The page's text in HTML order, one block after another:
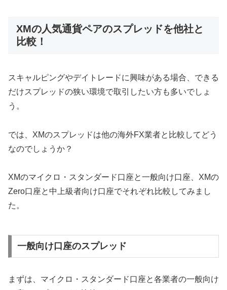
XMの人気通貨ペアのスプレッドを他社と
比較！
スキャルピングやデイトレードに興味がある場合、できる
だけスプレッドの狭い環境で取引したい方も多いでしょ
う。
では、XMのスプレッドは他の海外FX業者と比較してどう
なのでしょうか？
XMのマイクロ・スタンダード口座と一般向け口座、XMの
Zero口座と中上級者向け口座でそれぞれ比較してみまし
た。
一般向け口座のスプレッド
まずは、マイクロ・スタンダード口座と各業者の一般向け